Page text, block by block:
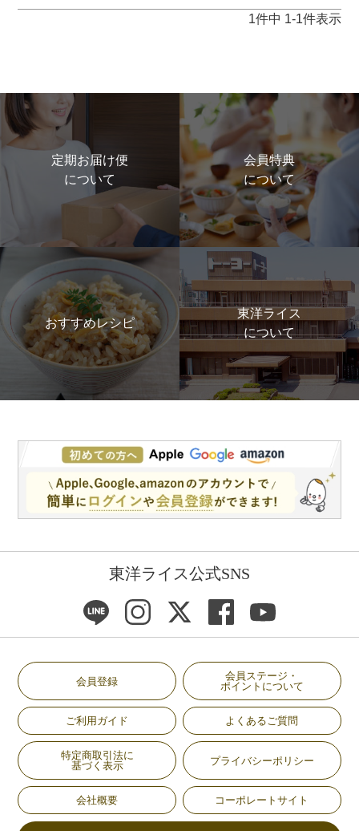
1件中 1-1件表示
定期お届け便
について
会員特典
について
おすすめレシピ
東洋ライス
について
東洋ライス公式SNS
会員登録
会員ステージ・
ポイントについて
ご利用ガイド よくあるご質問
特定商取引法に
基づく表示
プライバシーポリシー
会社概要 コーポレートサイト